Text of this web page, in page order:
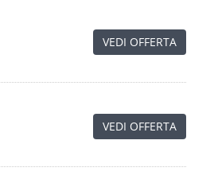
VEDI OFFERTA
VEDI OFFERTA